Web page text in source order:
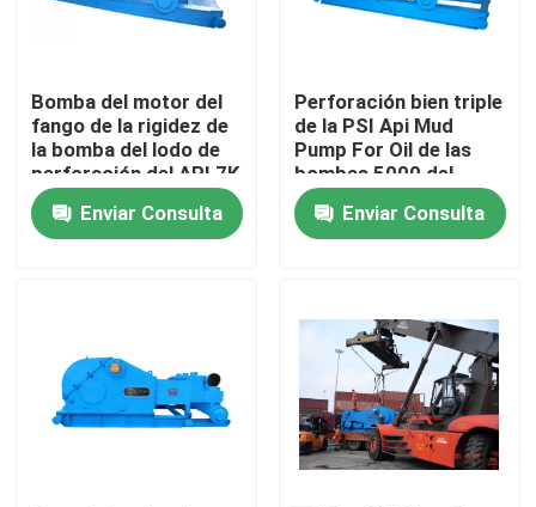
Inicio
Productos
Visita a la fábrica
Bomba del motor del
fango de la rigidez de
la bomba del lodo de
perforación del API 7K
buena para las
plataformas de
perforación
Enviar Consulta
Perforación bien triple
de la PSI Api Mud
Pump For Oil de las
bombas 5000 del
pozo de petróleo
F500 Enviar Consulta